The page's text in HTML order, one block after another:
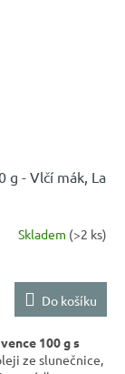
g - Vlčí mák, La
Skladem (>2 ks)
Do košíku
100 g s
ze slunečnice,